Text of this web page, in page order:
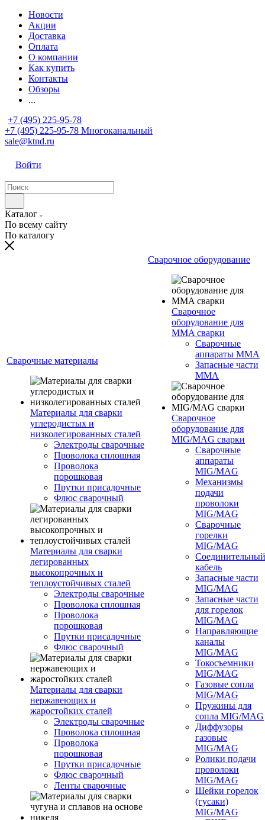
Новости
Акции
Доставка
Оплата
О компании
Как купить
Контакты
Обзоры
...
+7 (495) 225-95-78
+7 (495) 225-95-78 Многоканальный
sale@ktnd.ru
Войти
Каталог
По всему сайту
По каталогу
Сварочные материалы
Материалы для сварки
углеродистых и
низколегированных сталей
Электроды сварочные
Проволока сплошная
Проволока
порошковая
Прутки присадочные
Флюс сварочный
Материалы для сварки
легированных
высокопрочных и
теплоустойчивых сталей
Электроды сварочные
Проволока сплошная
Проволока
порошковая
Прутки присадочные
Флюс сварочный
Материалы для сварки
нержавеющих и
жаростойких сталей
Электроды сварочные
Проволока сплошная
Проволока
порошковая
Прутки присадочные
Флюс сварочный
Ленты сварочные
Сварочное оборудование
Сварочное
оборудование для
MMA сварки
Сварочные
аппараты MMA
Запасные части
MMA
Сварочное
оборудование для
MIG/MAG сварки
Сварочные
аппараты
MIG/MAG
Механизмы
подачи
проволоки
MIG/MAG
Сварочные
горелки
MIG/MAG
Соединительный
кабель
Запасные части
MIG/MAG
Запасные части
для горелок
MIG/MAG
Направляющие
каналы
MIG/MAG
Токосъемники
MIG/MAG
Газовые сопла
MIG/MAG
Пружины для
сопла MIG/MAG
Диффузоры
газовые
MIG/MAG
Ролики подачи
проволоки
MIG/MAG
Шейки горелок
(гусаки)
MIG/MAG